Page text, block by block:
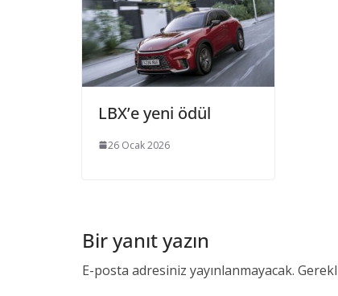
LBX’e yeni ödül
26 Ocak 2026
Bir yanıt yazın
E-posta adresiniz yayınlanmayacak.